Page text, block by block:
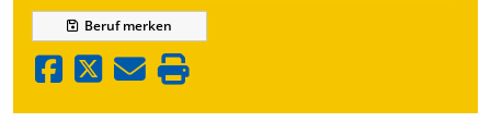
Berufmerken